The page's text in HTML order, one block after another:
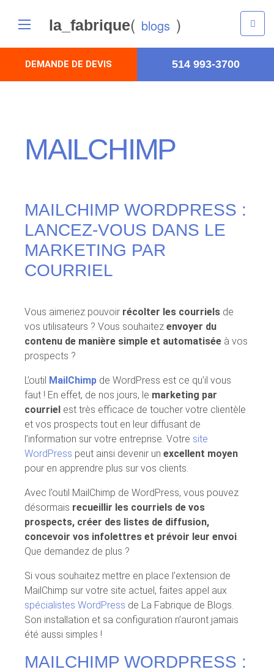
la_fabrique( blogs )
DEMANDE DE DEVIS 514 993-3700
MAILCHIMP
MAILCHIMP WORDPRESS :
LANCEZ-VOUS DANS LE
MARKETING PAR
COURRIEL
Vous aimeriez pouvoir récolter les courriels de
vos utilisateurs ? Vous souhaitez envoyer du
contenu de manière simple et automatisée à vos
prospects ?
L’outil MailChimp de WordPress est ce qu’il vous
faut ! En effet, de nos jours, le marketing par
courriel est très efficace de toucher votre clientèle
et vos prospects tout en leur diffusant de
l’information sur votre entreprise. Votre site
WordPress peut ainsi devenir un excellent moyen
pour en apprendre plus sur vos clients.
Avec l’outil MailChimp de WordPress, vous pouvez
désormais recueillir les courriels de vos
prospects, créer des listes de diffusion,
concevoir vos infolettres et prévoir leur envoi.
Que demandez de plus ?
Si vous souhaitez mettre en place l’extension de
MailChimp sur votre site actuel, faites appel aux
spécialistes WordPress de La Fabrique de Blogs.
Son installation et sa configuration n’auront jamais
été aussi simples !
MAILCHIMP WORDPRESS :